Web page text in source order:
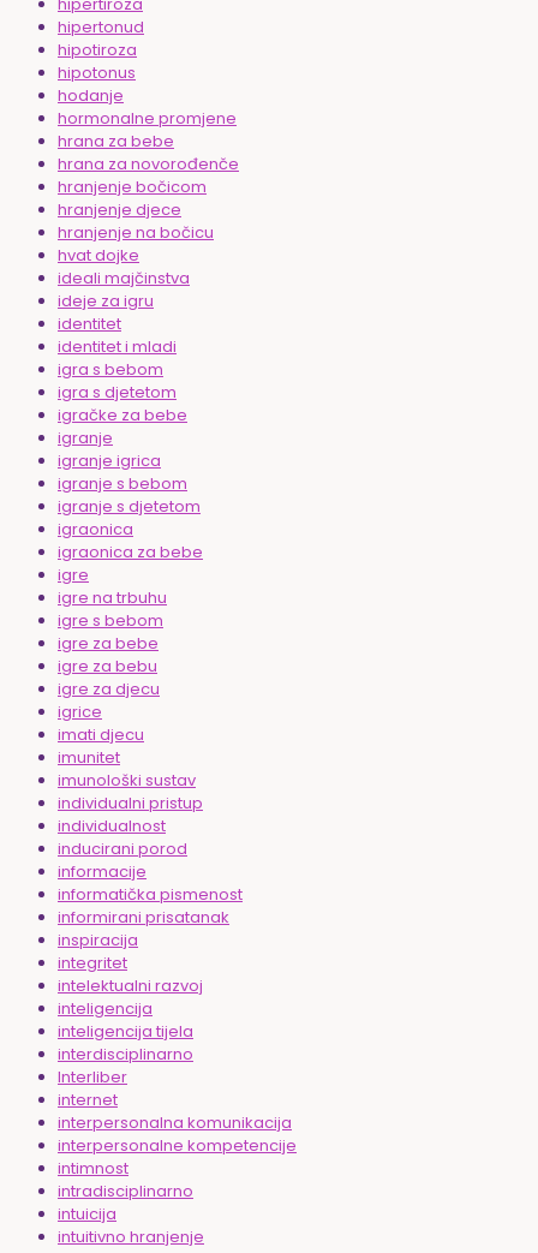
hipertonud
hipotiroza
hipotonus
hodanje
hormonalne promjene
hrana za bebe
hrana za novorođenče
hranjenje bočicom
hranjenje djece
hranjenje na bočicu
hvat dojke
ideali majčinstva
ideje za igru
identitet
identitet i mladi
igra s bebom
igra s djetetom
igračke za bebe
igranje
igranje igrica
igranje s bebom
igranje s djetetom
igraonica
igraonica za bebe
igre
igre na trbuhu
igre s bebom
igre za bebe
igre za bebu
igre za djecu
igrice
imati djecu
imunitet
imunološki sustav
individualni pristup
individualnost
inducirani porod
informacije
informatička pismenost
informirani prisatanak
inspiracija
integritet
intelektualni razvoj
inteligencija
inteligencija tijela
interdisciplinarno
Interliber
internet
interpersonalna komunikacija
interpersonalne kompetencije
intimnost
intradisciplinarno
intuicija
intuitivno hranjenje